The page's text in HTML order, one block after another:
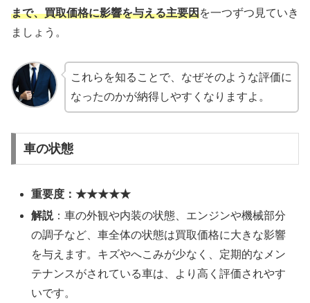
まで、買取価格に影響を与える主要因を一つずつ見ていき
ましょう。
これらを知ることで、なぜそのような評価に
なったのかが納得しやすくなりますよ。
車の状態
重要度：★★★★★
解説：車の外観や内装の状態、エンジンや機械部分
の調子など、車全体の状態は買取価格に大きな影響
を与えます。キズやへこみが少なく、定期的なメン
テナンスがされている車は、より高く評価されやす
いです。